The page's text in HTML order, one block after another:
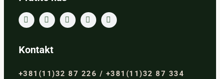
Kontakt
+381(11)32 87 226 / +381(11)32 87 334